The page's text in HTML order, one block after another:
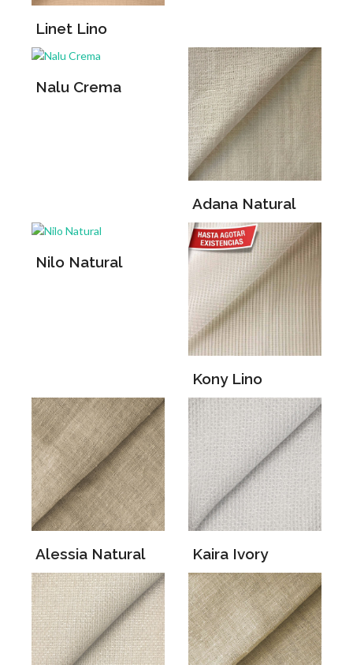
Linet Lino
Nalu Crema
Adana Natural
Nilo Natural
Kony Lino
Alessia Natural Kaira Ivory